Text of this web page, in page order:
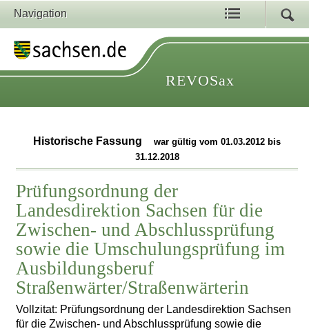
Navigation
REVOSax
Historische Fassung
war gültig vom 01.03.2012 bis
31.12.2018
Prüfungsordnung der
Landesdirektion Sachsen für die
Zwischen- und Abschlussprüfung
sowie die Umschulungsprüfung im
Ausbildungsberuf
Straßenwärter/Straßenwärterin
Vollzitat: Prüfungsordnung der Landesdirektion Sachsen
für die Zwischen- und Abschlussprüfung sowie die